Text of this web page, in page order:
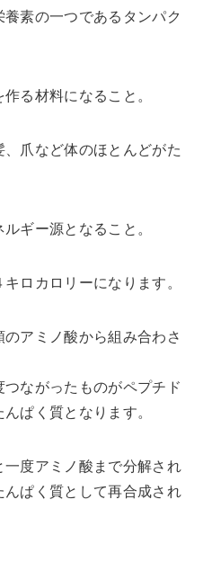
素の一つであるタンパク
作る材料になる こと。
、爪など体のほとんどがた
ルギー源となる こと。
キロカロリーになります。
アミノ酸から組み合わさ
ながったものがペプチド
ぱく質となります。
一度アミノ酸まで分解され
ぱく質として再合成され